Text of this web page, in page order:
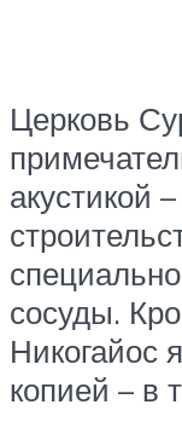
Церковь
акустикой
сосуды.
Никогайос
копией – в